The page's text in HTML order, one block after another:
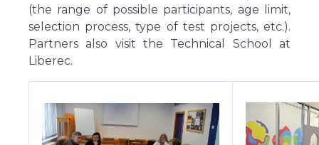
(the range of possible participants, age limit,
selection process, type of test projects, etc.).
Partners also visit the Technical School at
Liberec.